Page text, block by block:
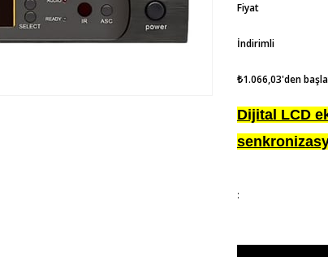
Fiyat
İndirimli
₺1.066,03'den
Dijital LCD
: